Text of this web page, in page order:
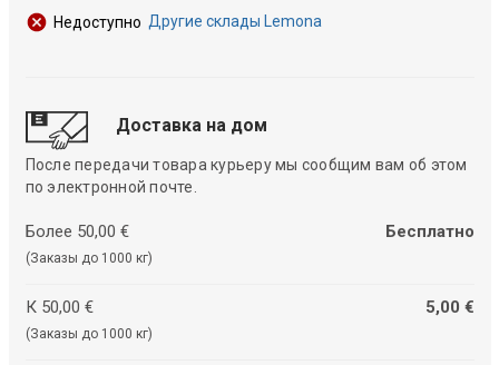
Недоступно Другие склады Lemona
Доставка на дом
После передачи товара курьеру мы сообщим вам об этом
по электронной почте.
Более 50,00 €
(Заказы до 1000 кг)
Бесплатно
К 50,00 €
(Заказы до 1000 кг)
5,00 €